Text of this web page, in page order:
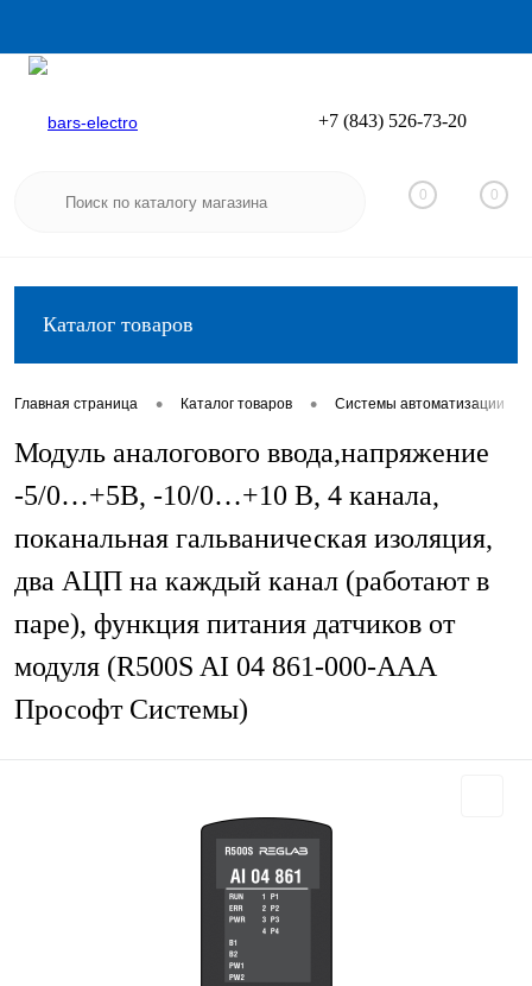
Вход
+7 (843) 526-73-20
0 0
Каталог товаров
Главная страница • Каталог товаров • Системы автоматизации
Модуль аналогового ввода,напряжение
-5/0…+5В, -10/0…+10 В, 4 канала,
поканальная гальваническая изоляция,
два АЦП на каждый канал (работают в
паре), функция питания датчиков от
модуля (R500S AI 04 861-000-AAA
Прософт Системы)